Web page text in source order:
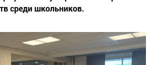
среди школьников.